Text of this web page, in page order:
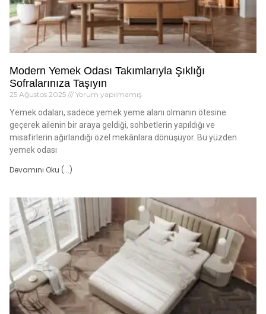
Modern Yemek Odası Takımlarıyla Şıklığı
Sofralarınıza Taşıyın
25 Ağustos 2025 Yorum yapılmamış
Yemek odaları, sadece yemek yeme alanı olmanın ötesine
geçerek ailenin bir araya geldiği, sohbetlerin yapıldığı ve
misafirlerin ağırlandığı özel mekânlara dönüşüyor. Bu yüzden
yemek odası
Devamını Oku (...)